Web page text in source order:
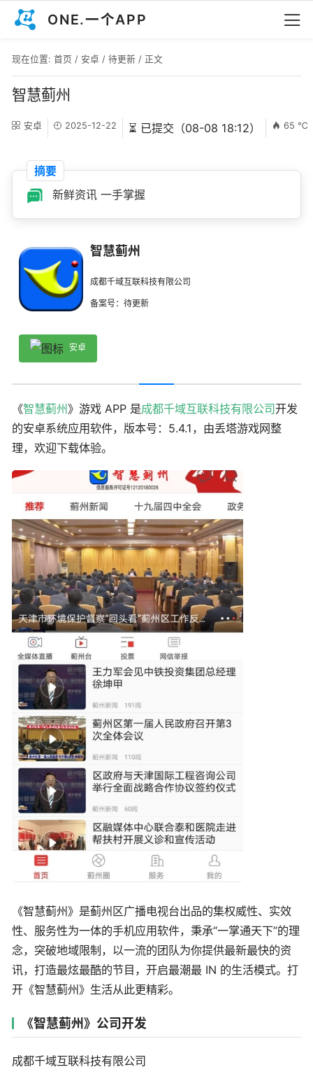
ONE.一个APP
现在位置: 首页 / 安卓 / 待更新 / 正文
智慧蓟州
安卓 2025-12-22 ⏳ 已提交（08-08 18:12） 65 ℃
摘要
新鲜资讯 一手掌握
智慧蓟州
成都千域互联科技有限公司
备案号：待更新
安卓
《智慧蓟州》游戏 APP 是成都千域互联科技有限公司开发
的安卓系统应用软件，版本号：5.4.1，由丢塔游戏网整
理，欢迎下载体验。
《智慧蓟州》是蓟州区广播电视台出品的集权威性、实效
性、服务性为一体的手机应用软件，秉承“一掌通天下”的理
念，突破地域限制，以一流的团队为你提供最新最快的资
讯，打造最炫最酷的节目，开启最潮最 IN 的生活模式。打
开《智慧蓟州》生活从此更精彩。
《智慧蓟州》公司开发
成都千域互联科技有限公司